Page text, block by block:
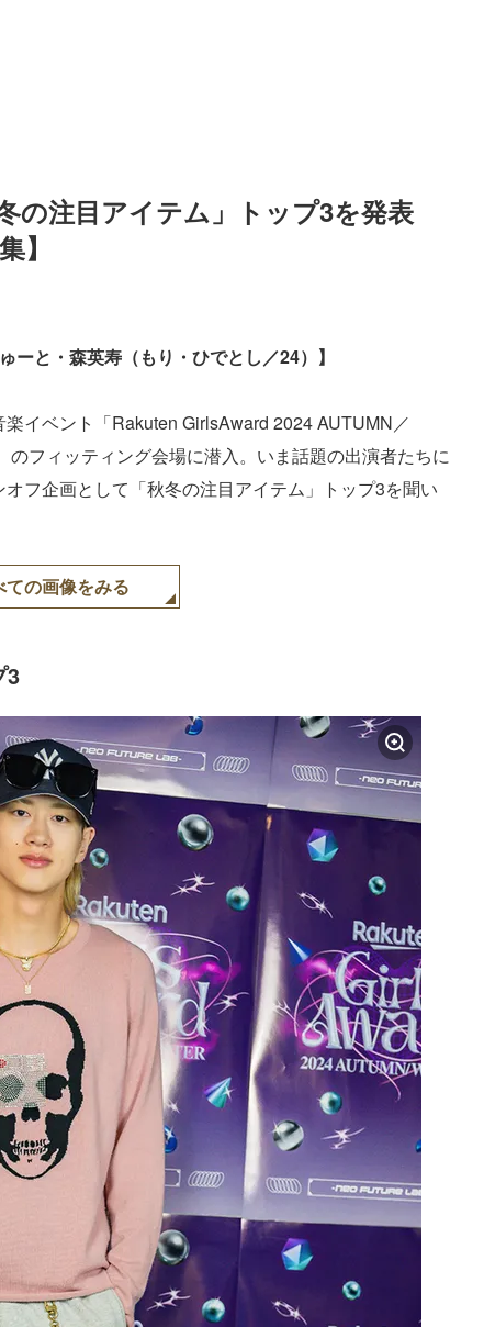
の注目アイテム」トップ3を発表
】
ーと・森英寿（もり・ひでとし／24）】
イベント「Rakuten GirlsAward 2024 AUTUMN／
フィッティング会場に潜入。いま話題の出演者たちに
フ企画として「秋冬の注目アイテム」トップ3を聞い
ての画像をみる
3